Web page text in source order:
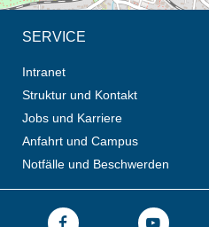
SERVICE
Intranet
Struktur und Kontakt
Jobs und Karriere
Anfahrt und Campus
Notfälle und Beschwerden